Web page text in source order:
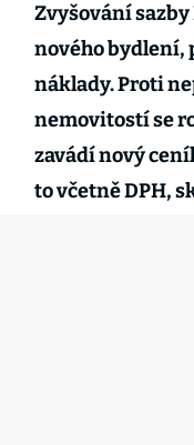
Zvyšování
nového bydlení,
náklady. Proti
nemovitostí se
zavádí nový
to včetně DPH,